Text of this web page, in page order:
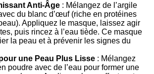
Anti-Âge : Mélangez de l’argile
du blanc d’œuf (riche en protéines
Appliquez le masque, laissez agir
puis rincez à l’eau tiède. Ce masque
la peau et à prévenir les signes du
une Peau Plus Lisse : Mélangez
poudre avec de l’eau pour former une